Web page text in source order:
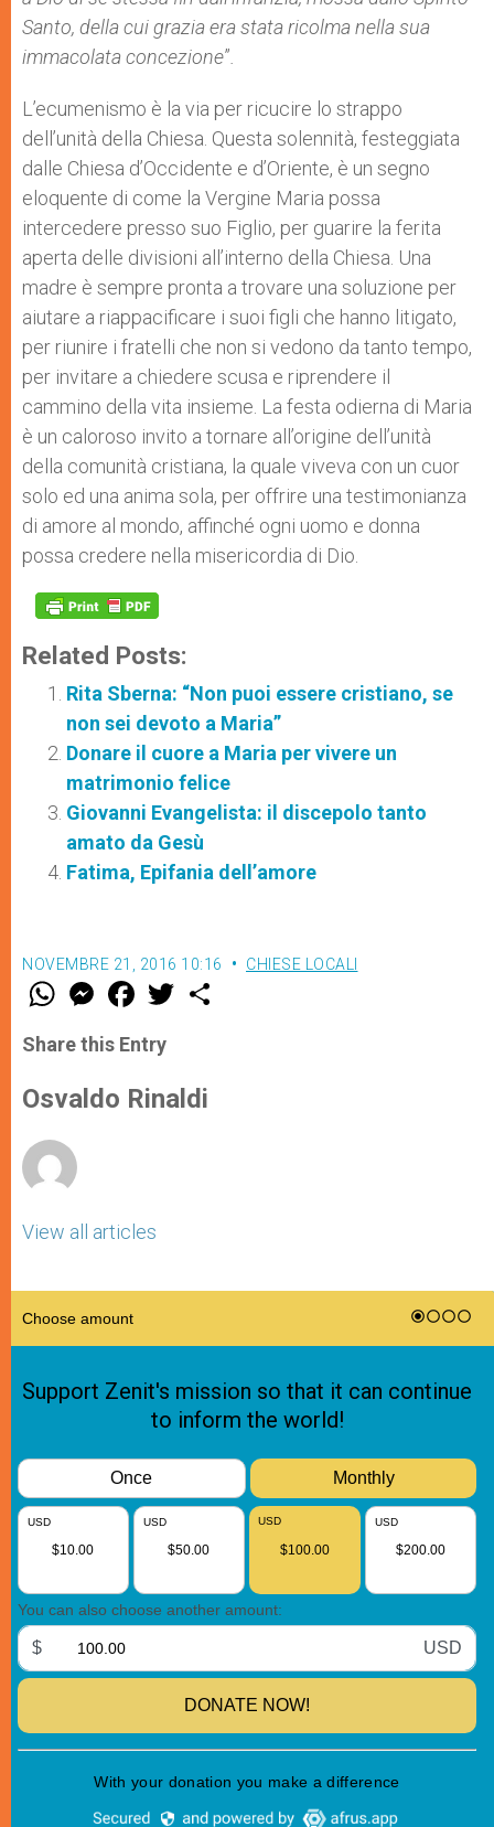
Santo, della cui grazia era stata ricolma nella sua
immacolata concezione”
L’ecumenismo è la via per ricucire lo strappo
dell’unità della Chiesa. Questa solennità, festeggiata
dalle Chiesa d’Occidente e d’Oriente, è un segno
eloquente di come la Vergine Maria possa
intercedere presso suo Figlio, per guarire la ferita
aperta delle divisioni all’interno della Chiesa. Una
madre è sempre pronta a trovare una soluzione per
aiutare a riappacificare i suoi figli che hanno litigato,
per riunire i fratelli che non si vedono da tanto tempo,
per invitare a chiedere scusa e riprendere il
cammino della vita insieme. La festa odierna di Maria
è un caloroso invito a tornare all’origine dell’unità
della comunità cristiana, la quale viveva con un cuor
solo ed una anima sola, per offrire una testimonianza
di amore al mondo, affinché ogni uomo e donna
possa credere nella misericordia di Dio.
Related Posts:
Rita Sberna: “Non puoi essere cristiano, se
non sei devoto a Maria”
Donare il cuore a Maria per vivere un
matrimonio felice
Giovanni Evangelista: il discepolo tanto
amato da Gesù
Fatima, Epifania dell’amore
NOVEMBRE 21, 2016 10:16 CHIESE LOCALI
W
t
s
p
p
M
e
s
e
g
e
F
a
e
b
o
k
w
r
Share this Entry
Osvaldo Rinaldi
View all articles